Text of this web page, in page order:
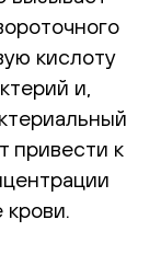
кислоту
и,
привести к